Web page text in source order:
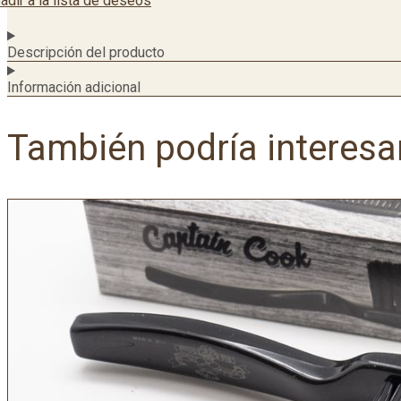
Descripción del producto
Información adicional
También podría